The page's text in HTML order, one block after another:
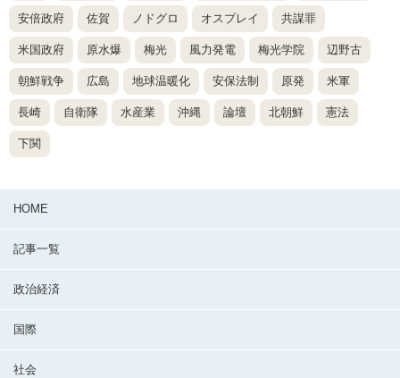
安倍政府 佐賀 ノドグロ オスプレイ 共謀罪
米国政府 原水爆 梅光 風力発電 梅光学院 辺野古
朝鮮戦争 広島 地球温暖化 安保法制 原発 米軍
長崎 自衛隊 水産業 沖縄 論壇 北朝鮮 憲法
下関
HOME
記事一覧
政治経済
国際
社会